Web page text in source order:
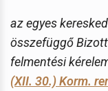
az egyes
összefüggő
felmentési
(XII. 30.) Korm.